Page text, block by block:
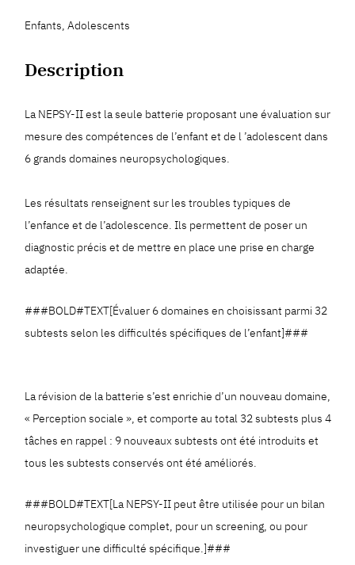
Enfants, Adolescents
Description
La NEPSY-II est la seule batterie proposant une évaluation sur
mesure des compétences de l’enfant et de l ’adolescent dans
6 grands domaines neuropsychologiques.
Les résultats renseignent sur les troubles typiques de
l’enfance et de l’adolescence. Ils permettent de poser un
diagnostic précis et de mettre en place une prise en charge
adaptée.
###BOLD#TEXT[Évaluer 6 domaines en choisissant parmi 32
subtests selon les difficultés spécifiques de l’enfant]###
La révision de la batterie s’est enrichie d’un nouveau domaine,
« Perception sociale », et comporte au total 32 subtests plus 4
tâches en rappel : 9 nouveaux subtests ont été introduits et
tous les subtests conservés ont été améliorés.
###BOLD#TEXT[La NEPSY-II peut être utilisée pour un bilan
neuropsychologique complet, pour un screening, ou pour
investiguer une difficulté spécifique.]###